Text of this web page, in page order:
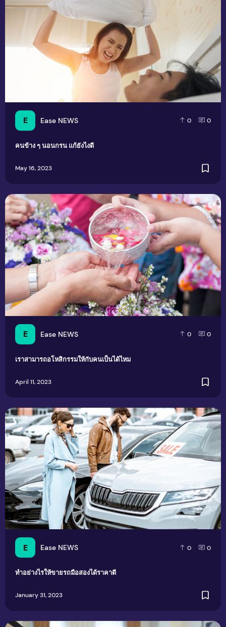
E Ease NEWS 0 0
คนข้าง ๆ นอนกรน แก้ยังไงดี
May 16, 2023
E Ease NEWS 0 0
เราสามารถอโหสิกรรมให้กับคนเป็นได้ไหม
April 11, 2023
เราสามารถอโหสิกรรมให้กับคนเป็นได้ไหม
E Ease NEWS 0 0
ทำอย่างไรให้ขายรถมือสองได้ราคาดี
January 31, 2023
ทำอย่างไรให้ขายรถมือสองได้ราคาดี